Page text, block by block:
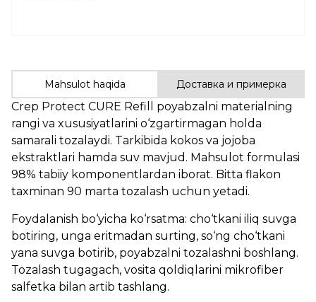
Mahsulot haqida Доставка и примерка
Crep Protect CURE Refill poyabzalni materialning
rangi va xususiyatlarini o‘zgartirmagan holda
samarali tozalaydi. Tarkibida kokos va jojoba
ekstraktlari hamda suv mavjud. Mahsulot formulasi
98% tabiiy komponentlardan iborat. Bitta flakon
taxminan 90 marta tozalash uchun yetadi.
Foydalanish bo‘yicha ko‘rsatma: cho‘tkani iliq suvga
botiring, unga eritmadan surting, so‘ng cho‘tkani
yana suvga botirib, poyabzalni tozalashni boshlang.
Tozalash tugagach, vosita qoldiqlarini mikrofiber
salfetka bilan artib tashlang.